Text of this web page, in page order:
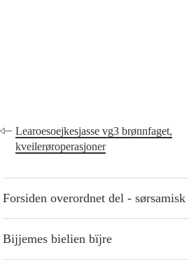
Learoesoejkesjasse vg3 brønnfaget,
kveilerøroperasjoner
Forsiden overordnet del - sørsamisk
Bijjemes bielien bïjre